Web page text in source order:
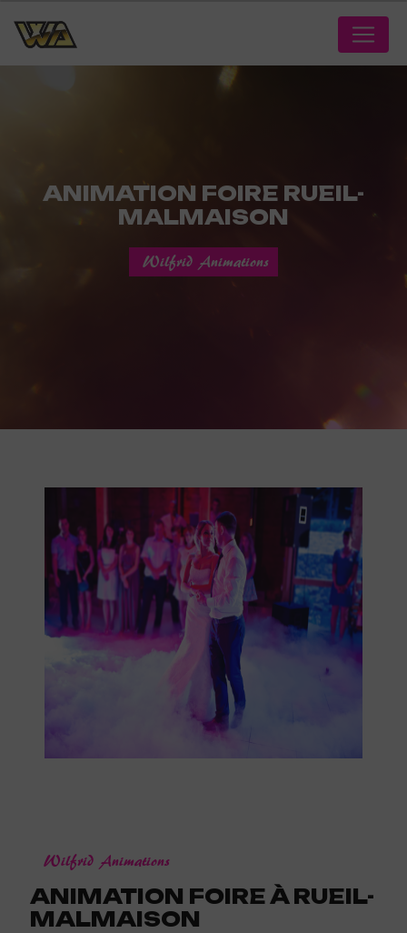
ANIMATION FOIRE RUEIL-
MALMAISON
Wilfrid Animations
Wilfrid Animations
ANIMATION FOIRE À RUEIL-
MALMAISON